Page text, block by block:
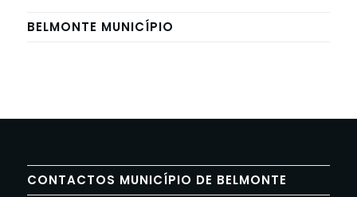
BELMONTE MUNICÍPIO
CONTACTOS MUNICÍPIO DE BELMONTE